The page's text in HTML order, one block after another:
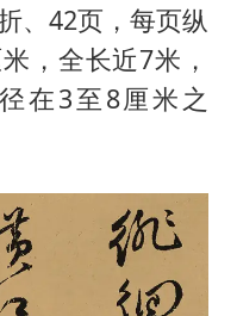
、42页，每页纵
，全长近7米，
在3至8厘米之